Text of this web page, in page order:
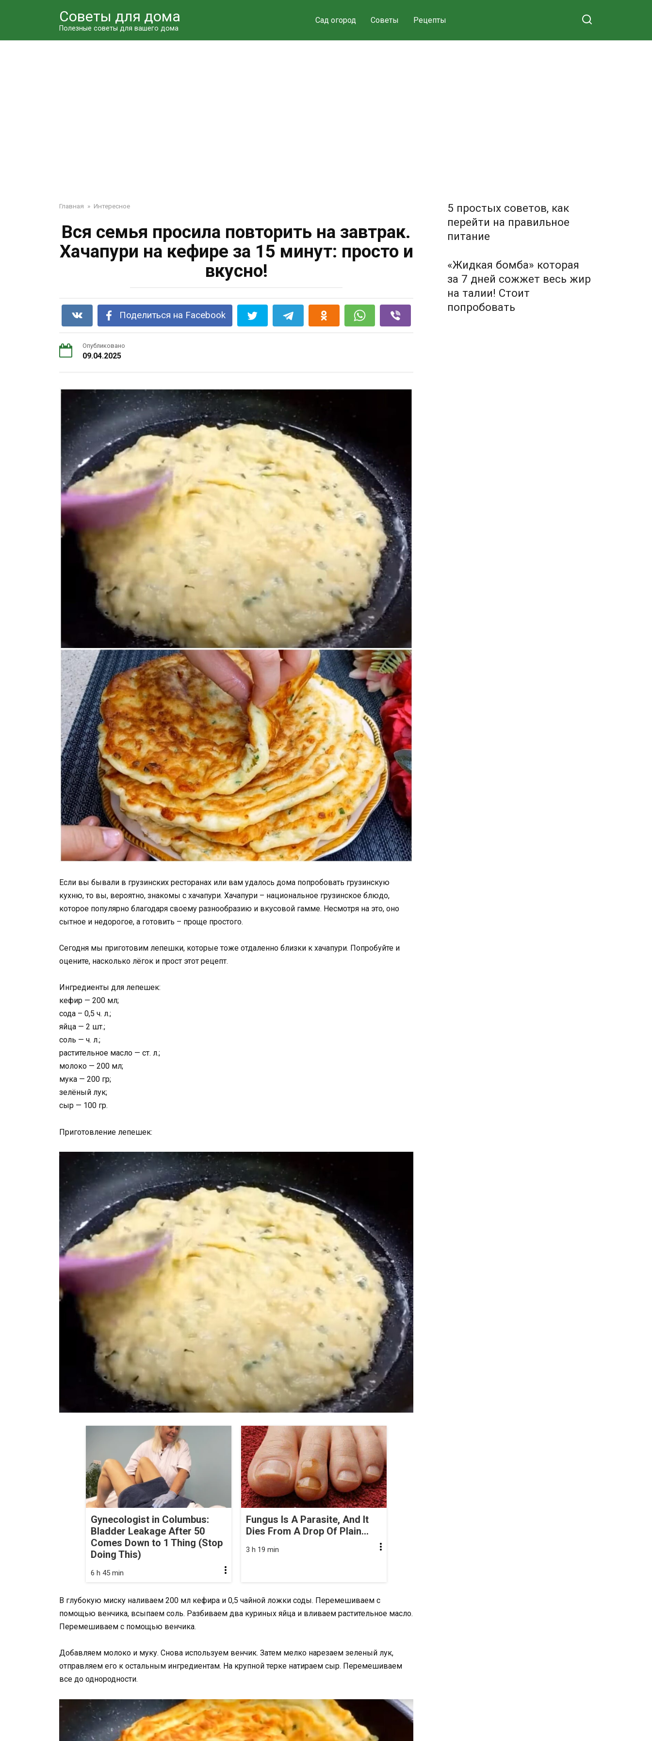
Советы для дома
Полезные советы для вашего дома
Сад огород Советы Рецепты
Главная » Интересное
Вся семья просила повторить на завтрак.
Хачапури на кефире за 15 минут: просто и
вкусно!
Поделиться на Facebook
Опубликовано
09.04.2025
Если вы бывали в грузинских ресторанах или вам удалось дома попробовать грузинскую
кухню, то вы, вероятно, знакомы с хачапури. Хачапури – национальное грузинское блюдо,
которое популярно благодаря своему разнообразию и вкусовой гамме. Несмотря на это, оно
сытное и недорогое, а готовить – проще простого.
Сегодня мы приготовим лепешки, которые тоже отдаленно близки к хачапури. Попробуйте и
оцените, насколько лёгок и прост этот рецепт.
Ингредиенты для лепешек:
кефир — 200 мл;
сода – 0,5 ч. л.;
яйца — 2 шт.;
соль — ч. л.;
растительное масло — ст. л.;
молоко — 200 мл;
мука — 200 гр;
зелёный лук;
сыр — 100 гр.
Приготовление лепешек:
Gynecologist in Columbus:
Bladder Leakage After 50
Comes Down to 1 Thing (Stop
Doing This)
6 h 45 min
Fungus Is A Parasite, And It
Dies From A Drop Of Plain...
3 h 19 min
В глубокую миску наливаем 200 мл кефира и 0,5 чайной ложки соды. Перемешиваем с
помощью венчика, всыпаем соль. Разбиваем два куриных яйца и вливаем растительное масло.
Перемешиваем с помощью венчика.
Добавляем молоко и муку. Снова используем венчик. Затем мелко нарезаем зеленый лук,
отправляем его к остальным ингредиентам. На крупной терке натираем сыр. Перемешиваем
все до однородности.
5 простых советов, как
перейти на правильное
питание
«Жидкая бомба» которая
за 7 дней сожжет весь жир
на талии! Стоит
попробовать